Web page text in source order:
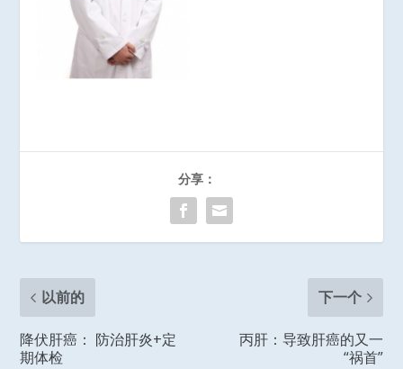
分享：
以前的
降伏肝癌： 防治肝炎+定
期体检
下一个
丙肝：导致肝癌的又一
“祸首”